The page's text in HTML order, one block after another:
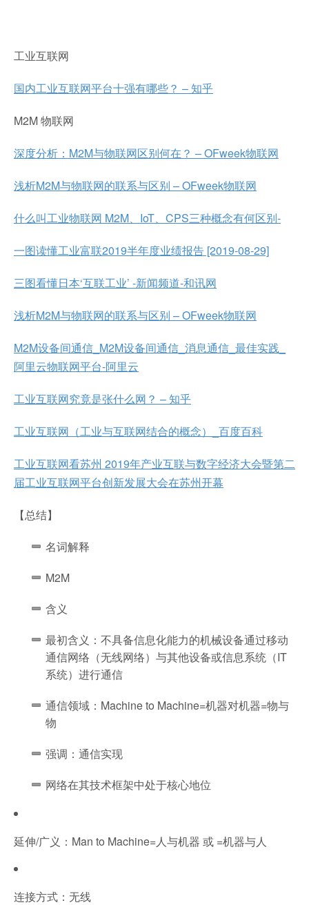
工业互联网
国内工业互联网平台十强有哪些？ – 知乎
M2M 物联网
深度分析：M2M与物联网区别何在？ – OFweek物联网
浅析M2M与物联网的联系与区别 – OFweek物联网
什么叫工业物联网 M2M、IoT、CPS三种概念有何区别-
一图读懂工业富联2019半年度业绩报告 [2019-08-29]
三图看懂日本‘互联工业’ -新闻频道-和讯网
浅析M2M与物联网的联系与区别 – OFweek物联网
M2M设备间通信_M2M设备间通信_消息通信_最佳实践_
阿里云物联网平台-阿里云
工业互联网究竟是张什么网？ – 知乎
工业互联网（工业与互联网结合的概念）_百度百科
工业互联网看苏州 2019年产业互联与数字经济大会暨第二
届工业互联网平台创新发展大会在苏州开幕
【总结】
名词解释
M2M
含义
最初含义：不具备信息化能力的机械设备通过移动
通信网络（无线网络）与其他设备或信息系统（IT
系统）进行通信
通信领域：Machine to Machine=机器对机器=物与
物
强调：通信实现
网络在其技术框架中处于核心地位
延伸/广义：Man to Machine=人与机器 或 =机器与人
连接方式：无线